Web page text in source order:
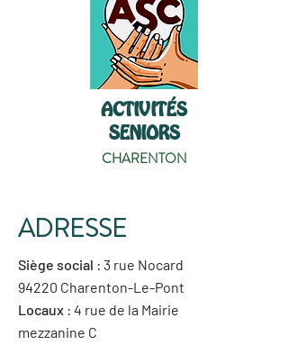
ACTIVITÉS
SENIORS
CHARENTON
ADRESSE
Siège social : 3 rue Nocard
94220 Charenton-Le-Pont
Locaux : 4 rue de la Mairie
mezzanine C